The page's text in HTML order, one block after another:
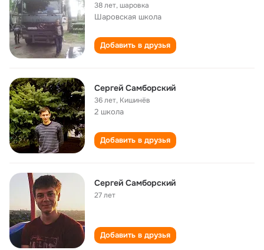
38 лет,шаровка
Шаровская школа
Добавить в друзья
Сергей Самборский
36 лет, Кишинёв
2 школа
Добавить в друзья
Сергей Самборский
27 лет
Добавить в друзья